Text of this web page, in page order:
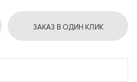
ЗАКАЗ В ОДИН КЛИК